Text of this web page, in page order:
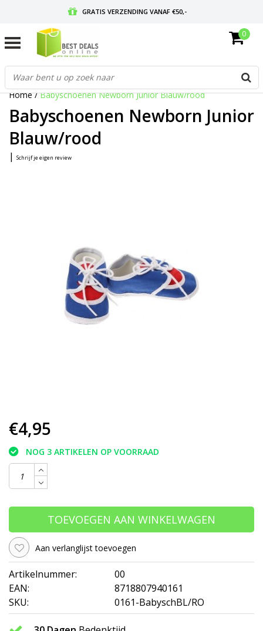
GRATIS VERZENDING VANAF €50,-
GRATIS RETOURNEREN EN 30 DAGEN BEDENKTIJD
0
Home/Babyschoenen Newborn Junior Blauw/rood
Babyschoenen Newborn Junior
Blauw/rood
| Schrijf je eigen review
€4,95
NOG 3 ARTIKELEN OP VOORRAAD
TOEVOEGEN AAN WINKELWAGEN
Aan verlanglijst toevoegen
Artikelnummer:
00
EAN:
8718807940161
SKU:
0161-BabyschBL/RO